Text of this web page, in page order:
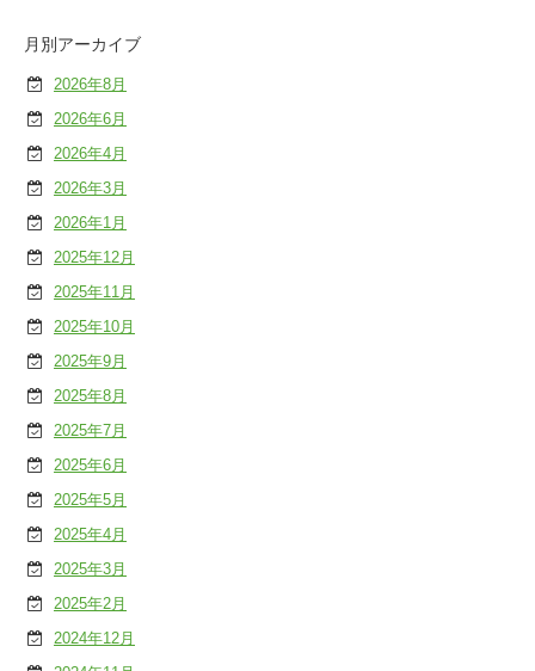
月別アーカイブ
2026年8月
2026年6月
2026年4月
2026年3月
2026年1月
2025年12月
2025年11月
2025年10月
2025年9月
2025年8月
2025年7月
2025年6月
2025年5月
2025年4月
2025年3月
2025年2月
2024年12月